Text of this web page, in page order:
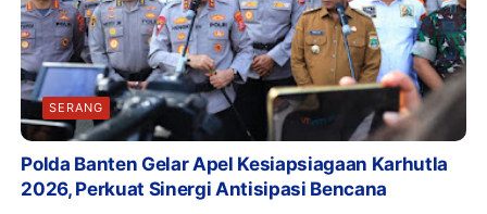
SERANG
Polda Banten Gelar Apel Kesiapsiagaan Karhutla
2026, Perkuat Sinergi Antisipasi Bencana